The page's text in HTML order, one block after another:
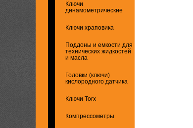
Ключи
динамометрические
Ключи храповика
Поддоны и емкости для
технических жидкостей
и масла
Головки (ключи)
кислородного датчика
Ключи Torx
Компрессометры